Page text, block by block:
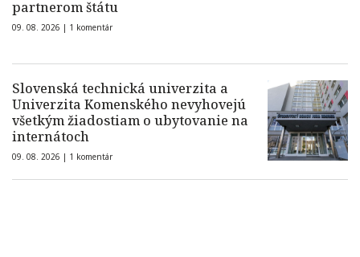
partnerom štátu
09. 08. 2026 | 1 komentár
Slovenská technická univerzita a
Univerzita Komenského nevyhovejú
všetkým žiadostiam o ubytovanie na
internátoch
09. 08. 2026 | 1 komentár